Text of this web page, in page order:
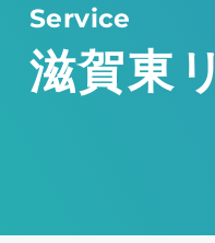
Service
滋賀東